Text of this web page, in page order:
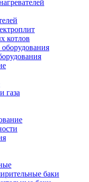
котлов
газа